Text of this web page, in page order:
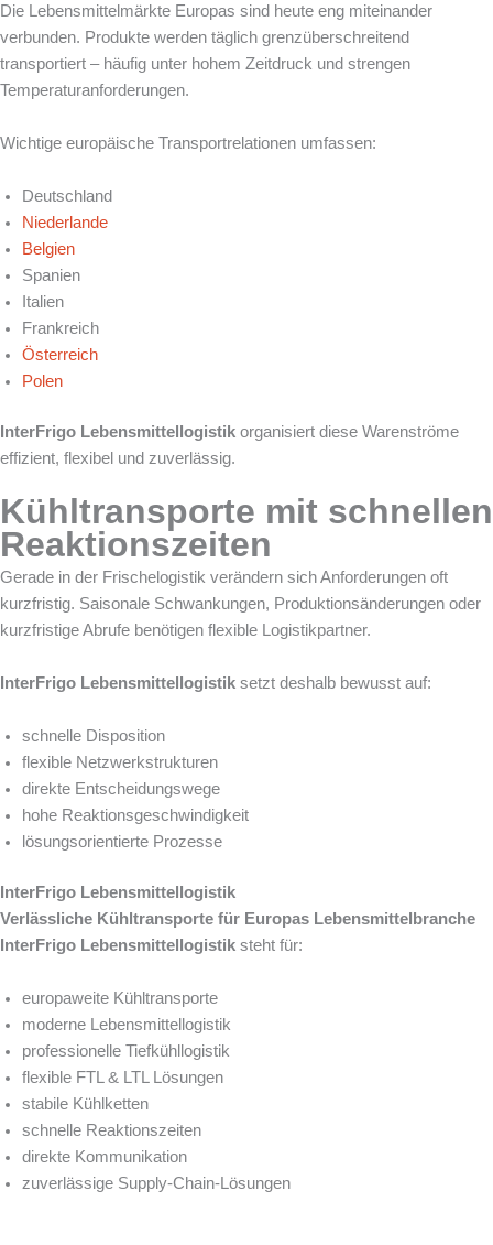
Die Lebensmittelmärkte Europas sind heute eng miteinander
verbunden. Produkte werden täglich grenzüberschreitend
transportiert – häufig unter hohem Zeitdruck und strengen
Temperaturanforderungen.
Wichtige europäische Transportrelationen umfassen:
Deutschland
Niederlande
Belgien
Spanien
Italien
Frankreich
Österreich
Polen
InterFrigo Lebensmittellogistik organisiert diese Warenströme
effizient, flexibel und zuverlässig.
Kühltransporte mit schnellen
Reaktionszeiten
Gerade in der Frischelogistik verändern sich Anforderungen oft
kurzfristig. Saisonale Schwankungen, Produktionsänderungen oder
kurzfristige Abrufe benötigen flexible Logistikpartner.
InterFrigo Lebensmittellogistik setzt deshalb bewusst auf:
schnelle Disposition
flexible Netzwerkstrukturen
direkte Entscheidungswege
hohe Reaktionsgeschwindigkeit
lösungsorientierte Prozesse
InterFrigo Lebensmittellogistik
Verlässliche Kühltransporte für Europas Lebensmittelbranche
InterFrigo Lebensmittellogistik steht für:
europaweite Kühltransporte
moderne Lebensmittellogistik
professionelle Tiefkühllogistik
flexible FTL & LTL Lösungen
stabile Kühlketten
schnelle Reaktionszeiten
direkte Kommunikation
zuverlässige Supply-Chain-Lösungen